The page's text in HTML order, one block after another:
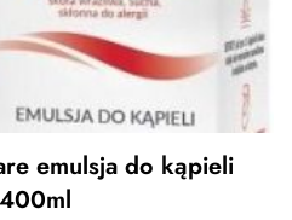
emulsja do kąpieli